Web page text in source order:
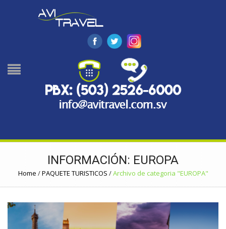
INFORMACIÓN: EUROPA
Home /PAQUETE TURISTICOS /Archivo de categoria "EUROPA"